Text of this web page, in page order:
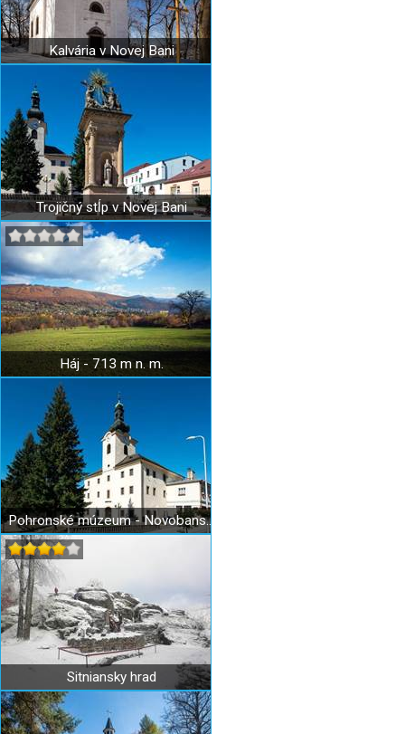
Kalvária v Novej Bani
Trojičný stĺp v Novej Bani
Háj - 713 m n. m.
Pohronské múzeum - Novobanská radnica
Sitniansky hrad